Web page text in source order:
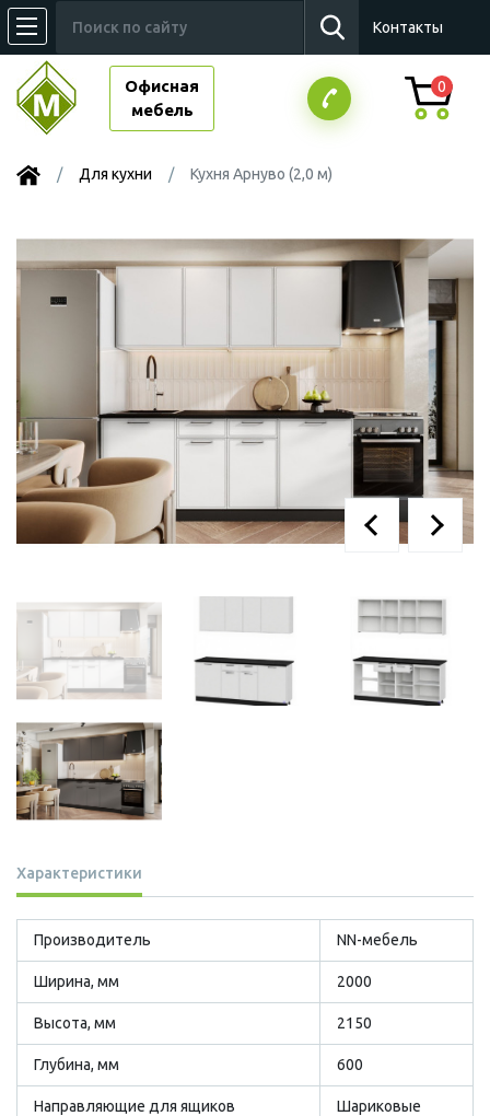
Контакты
Офисная
мебель
0
Для кухни Кухня Арнуво (2,0 м)
Характеристики
Производитель NN-мебель
Ширина, мм 2000
Высота, мм 2150
Глубина, мм 600
Направляющие для ящиков Шариковые